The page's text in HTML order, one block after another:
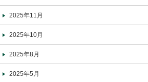
2025年11月
2025年10月
2025年8月
2025年5月